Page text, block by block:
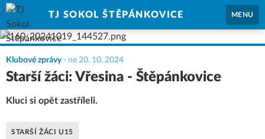
TJ SOKOL ŠTĚPÁNKOVICE MENU
Klubové zprávy- ne 20. 10. 2024
Starší žáci: Vřesina - Štěpánkovice
Kluci si opět zastříleli.
STARŠÍ ŽÁCI U15